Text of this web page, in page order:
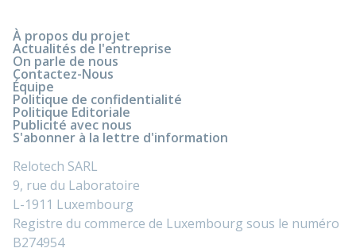
À propos du projet
Actualités de l'entreprise
On parle de nous
Contactez-Nous
Équipe
Politique de confidentialité
Politique Editoriale
Publicité avec nous
S'abonner à la lettre d'information
Relotech SARL
9, rue du Laboratoire
L-1911 Luxembourg
Registre du commerce de Luxembourg sous le numéro
B274954